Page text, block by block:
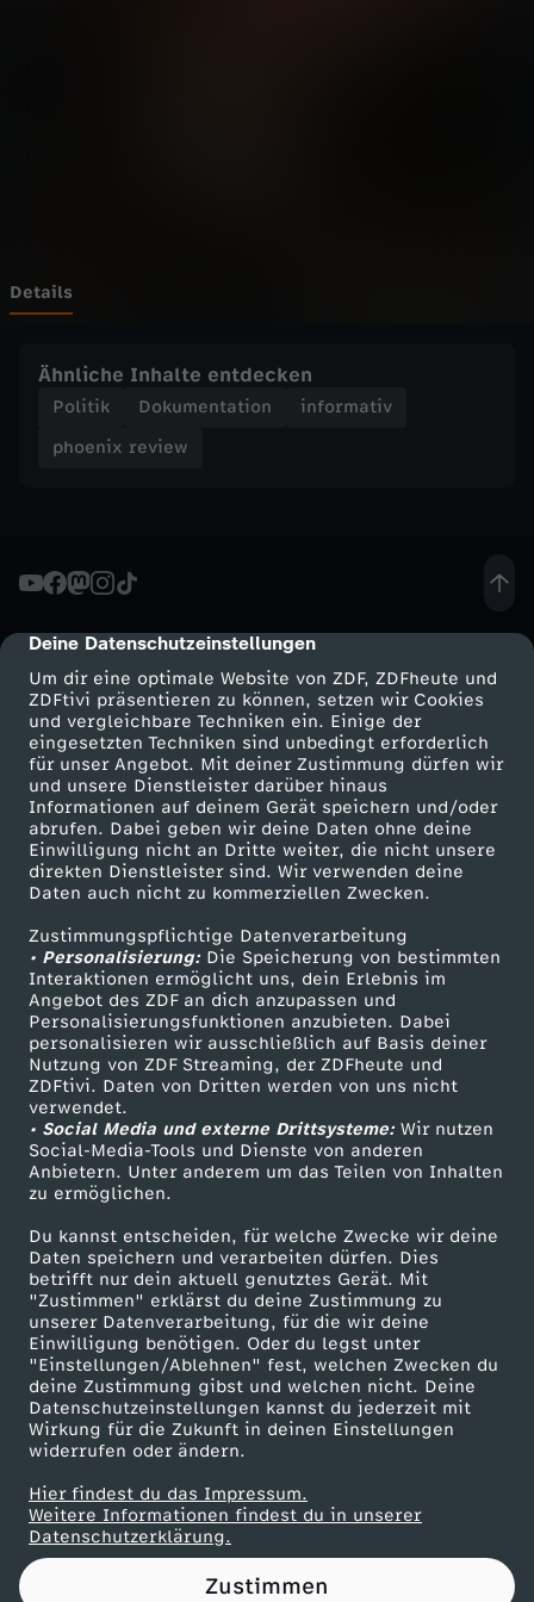
cmp-dialog-description
Deine Datenschutzeinstellungen
Um dir eine optimale Website von ZDF, ZDFheute und
ZDFtivi präsentieren zu können, setzen wir Cookies
und vergleichbare Techniken ein. Einige der
eingesetzten Techniken sind unbedingt erforderlich
für unser Angebot. Mit deiner Zustimmung dürfen wir
und unsere Dienstleister darüber hinaus
Informationen auf deinem Gerät speichern und/oder
abrufen. Dabei geben wir deine Daten ohne deine
Einwilligung nicht an Dritte weiter, die nicht unsere
direkten Dienstleister sind. Wir verwenden deine
Daten auch nicht zu kommerziellen Zwecken.
Zustimmungspflichtige Datenverarbeitung
• Personalisierung:Die Speicherung von bestimmten
Interaktionen ermöglicht uns, dein Erlebnis im
Angebot des ZDF an dich anzupassen und
Personalisierungsfunktionen anzubieten. Dabei
personalisieren wir ausschließlich auf Basis deiner
Nutzung von ZDF Streaming, der ZDFheute und
ZDFtivi. Daten von Dritten werden von uns nicht
verwendet.
• Social Media und externe Drittsysteme:Wir nutzen
Social-Media-Tools und Dienste von anderen
Anbietern. Unter anderem um das Teilen von Inhalten
zu ermöglichen.
Du kannst entscheiden, für welche Zwecke wir deine
Daten speichern und verarbeiten dürfen. Dies
betrifft nur dein aktuell genutztes Gerät. Mit
"Zustimmen" erklärst du deine Zustimmung zu
unserer Datenverarbeitung, für die wir deine
Einwilligung benötigen. Oder du legst unter
"Einstellungen/Ablehnen" fest, welchen Zwecken du
deine Zustimmung gibst und welchen nicht. Deine
Datenschutzeinstellungen kannst du jederzeit mit
Wirkung für die Zukunft in deinen Einstellungen
widerrufen oder ändern.
Hier findest du das Impressum.
Weitere Informationen findest du in unserer
Datenschutzerklärung.
Zustimmen
w
2
6
-
J
o
s
c
h
k
a
F
i
s
c
h
e
r
i
m
Details
Ähnliche Inhalte entdecken
Politik Dokumentation
informativ
phoenix review
Mehr ZDF
ZDF-Apps
Smart TV
ZDFtext
Livestreams
Sendungen A-Z
TV-Programm
Service
ZDFmitreden
Kontakt zum ZDF
Tickets
Zuschauerservice
Hilfe
ZDF Unternehmen
Karriere
ZDF goes Schule
Werbefernsehen
Mainzelmännchen
Partner